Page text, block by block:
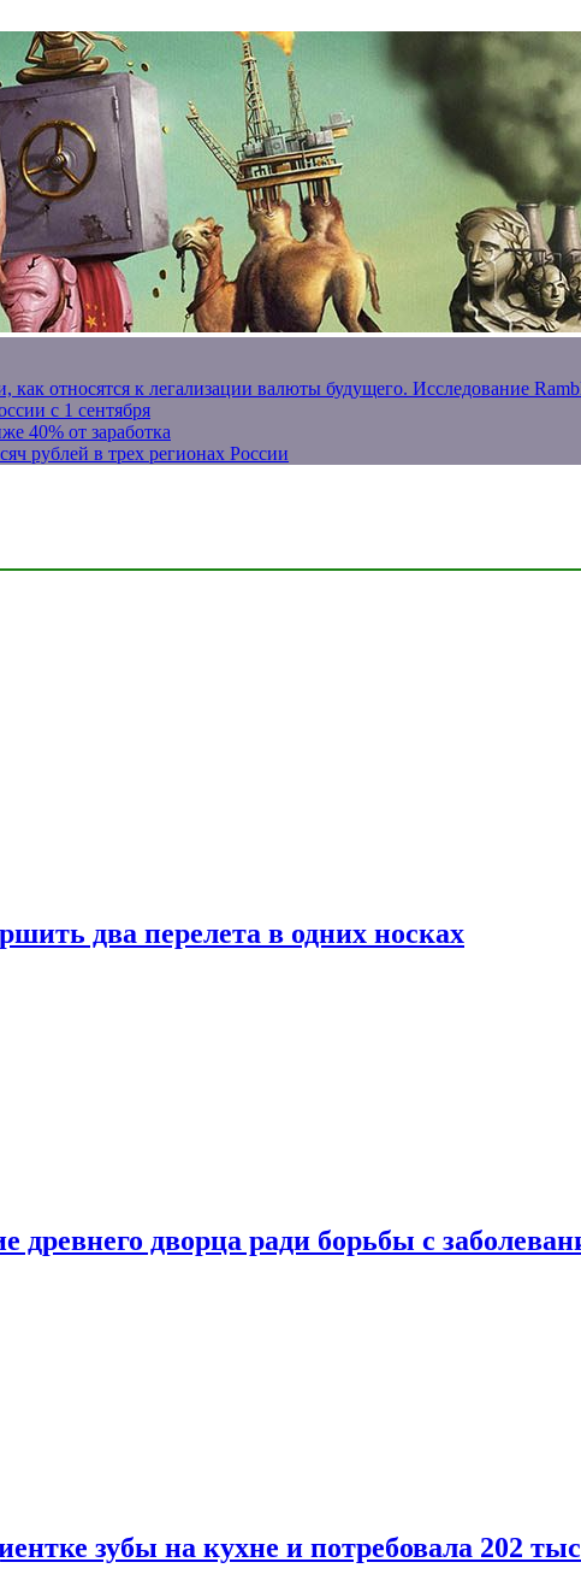
как относятся к легализации валюты будущего. Исследование
с 1 сентября
40% от заработка
рублей в трех регионах России
два перелета в одних носках
дворца ради борьбы с
зубы на кухне и потребовала 202